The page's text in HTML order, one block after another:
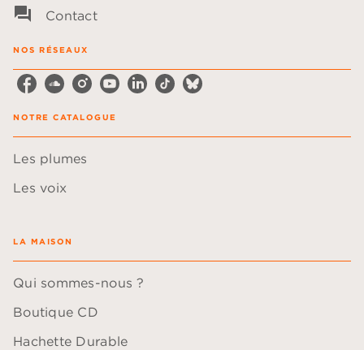
question_answer Contact
NOS RÉSEAUX
NOTRE CATALOGUE
Les plumes
Les voix
LA MAISON
Qui sommes-nous ?
Boutique CD
Hachette Durable